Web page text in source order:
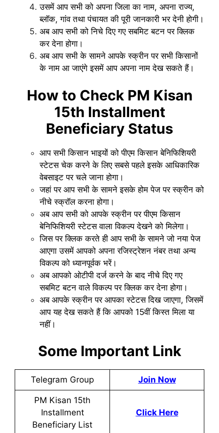
उसमें आप सभी को अपना जिला का नाम, अपना राज्य,
ब्लॉक, गांव तथा पंचायत की पूरी जानकारी भर देनी होगी।
अब आप सभी को निचे दिए गए सबमिट बटन पर क्लिक
कर देना होगा।
अब आप सभी के सामने आपके स्क्रीन पर सभी किसानों
के नाम आ जाएंगे इसमें आप अपना नाम देख सकते हैं।
How to Check PM Kisan
15th Installment
Beneficiary Status
आप सभी किसान भाइयों को पीएम किसान बेनिफिशियरी
स्टेटस चेक करने के लिए सबसे पहले इसके आधिकारिक
वेबसाइट पर चले जाना होगा।
जहां पर आप सभी के सामने इसके होम पेज पर स्क्रीन को
नीचे स्क्रॉल करना होगा।
अब आप सभी को आपके स्क्रीन पर पीएम किसान
बेनिफिशियरी स्टेटस वाला विकल्प देखने को मिलेगा।
जिस पर क्लिक करते ही आप सभी के सामने जो नया पेज
आएगा उसमें आपको अपना रजिस्ट्रेशन नंबर तथा अन्य
विकल्प को ध्यानपूर्वक भरें।
अब आपको ओटीपी दर्ज करने के बाद नीचे दिए गए
सबमिट बटन वाले विकल्प पर क्लिक कर देना होगा।
अब आपके स्क्रीन पर आपका स्टेटस दिख जाएगा, जिसमें
आप यह देख सकते हैं कि आपको 15वीं किस्त मिला या
नहीं।
Some Important Link
Telegram Group Join Now
PM Kisan 15th
Installment
Beneficiary List
Click Here